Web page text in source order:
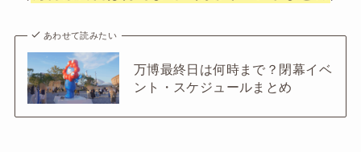
あわせて読みたい
万博最終日は何時まで？閉幕イベ
ント・スケジュールまとめ